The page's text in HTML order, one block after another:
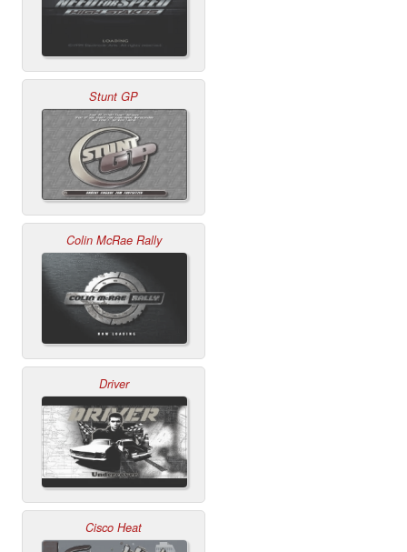
Stunt GP
Colin McRae Rally
Driver
Cisco Heat